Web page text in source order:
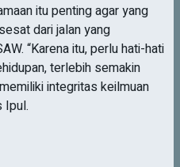
itu penting agar yang
dari jalan yang
“Karena itu, perlu hati-hati
terlebih semakin
integritas keilmuan
Ipul.